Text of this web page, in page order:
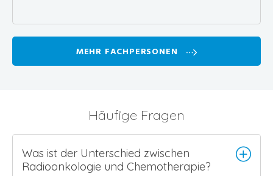
MEHR FACHPERSONEN
Häufige Fragen
Was ist der Unterschied zwischen
Radioonkologie und Chemotherapie?